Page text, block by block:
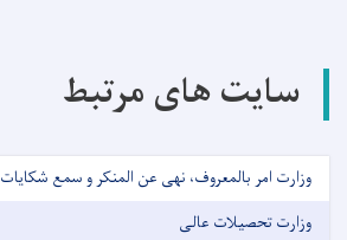
سایت های مرتبط
وزارت امر بالمعروف، نهی عن المنکر و سمع شکایات
وزارت تحصیلات عالی